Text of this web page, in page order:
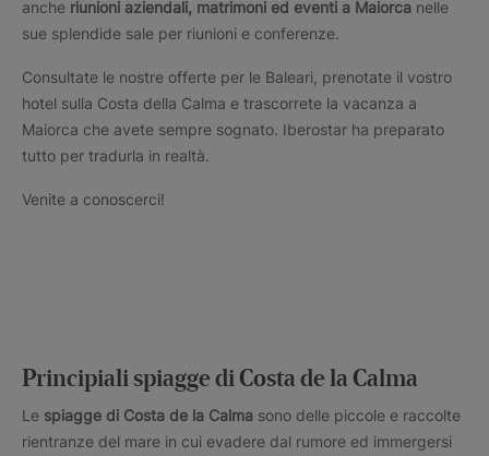
anche riunioni aziendali, matrimoni ed eventi a Maiorca nelle
sue splendide sale per riunioni e conferenze.
Consultate le nostre offerte per le Baleari, prenotate il vostro
hotel sulla Costa della Calma e trascorrete la vacanza a
Maiorca che avete sempre sognato. Iberostar ha preparato
tutto per tradurla in realtà.
Venite a conoscerci!
Principiali spiagge di Costa de la Calma
Le spiagge di Costa de la Calma sono delle piccole e raccolte
rientranze del mare in cui evadere dal rumore ed immergersi